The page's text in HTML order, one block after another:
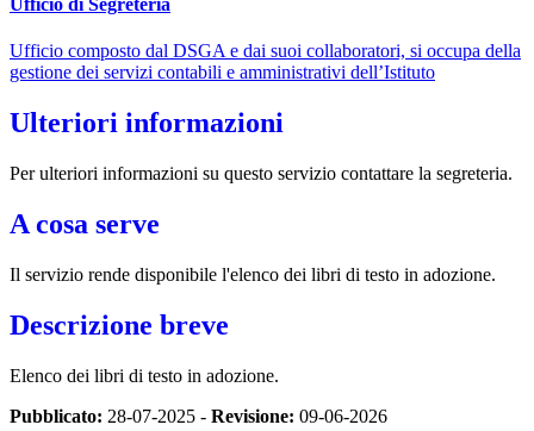
Ufficio di Segreteria
Ufficio composto dal DSGA e dai suoi collaboratori, si occupa della
gestione dei servizi contabili e amministrativi dell’Istituto
Ulteriori informazioni
Per ulteriori informazioni su questo servizio contattare la segreteria.
A cosa serve
Il servizio rende disponibile l'elenco dei libri di testo in adozione.
Descrizione breve
Elenco dei libri di testo in adozione.
Pubblicato: 28-07-2025 - Revisione: 09-06-2026